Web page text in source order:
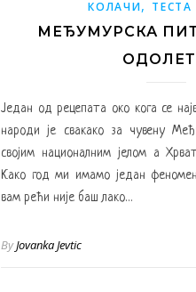
КОЛАЧИ,
МЕЂУМУРСКА
Један од рецепата око кога се
народи је свакако за чувену
својим националним јелом а
Како год ми имамо један
вам рећи није баш лако…
ByJovanka Jevtic